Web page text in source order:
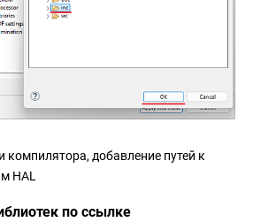
компилятора, добавление путей к
HAL
по ссылке